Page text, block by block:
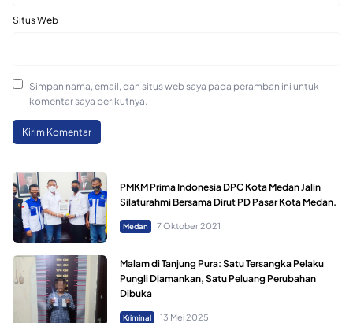
Situs Web
Simpan nama, email, dan situs web saya pada peramban ini untuk
komentar saya berikutnya.
PMKM Prima Indonesia DPC Kota Medan Jalin
Silaturahmi Bersama Dirut PD Pasar Kota Medan.
Medan 7 Oktober 2021
Malam di Tanjung Pura: Satu Tersangka Pelaku
Pungli Diamankan, Satu Peluang Perubahan
Dibuka
Kriminal 13 Mei 2025